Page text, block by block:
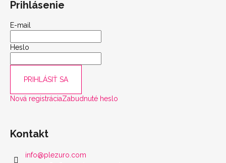
Prihlásenie
E-mail
Heslo
PRIHLÁSIŤ SA
Nová registráciaZabudnuté heslo
Kontakt
info@plezuro.com